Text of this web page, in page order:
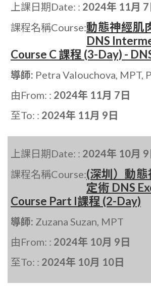
上課日期Date: : 2024年 11月 7
課程名稱Course:動態神經肌
DNS
Course C 課程 (3-Day) -
導師: Petra Valouchova, MPT,
由From: : 2024年 11月 7日
至To: : 2024年 11月 9日
上課日期Date: : 2024年 10月 9
課程名稱Course:(深圳）動
定術 DNS
Course Part I課程 (2-Day)
導師: Zuzana Suzan, MPT
由From: : 2024年 10月 9日
至To: : 2024年 10月 10日